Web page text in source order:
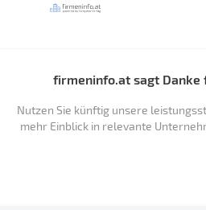
firmeninfo.at sagt Danke
Nutzen Sie künftig unsere
mehr Einblick in relevante